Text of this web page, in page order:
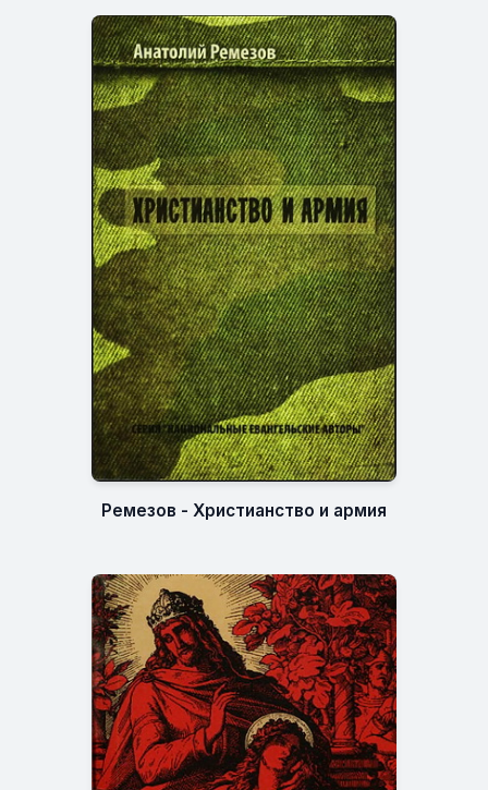
Ремезов - Христианство и армия